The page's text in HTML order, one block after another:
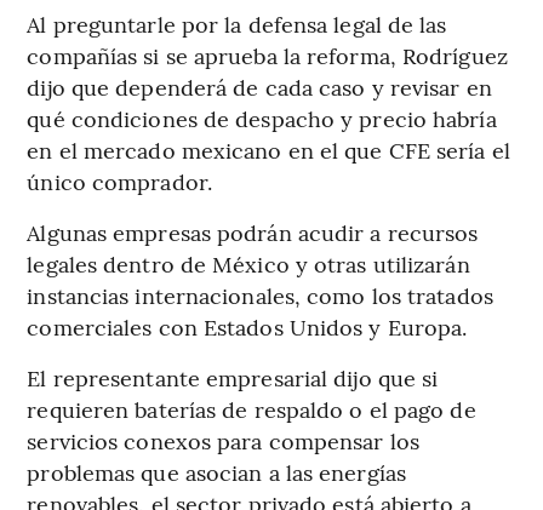
Al preguntarle por la defensa legal de las
compañías si se aprueba la reforma, Rodríguez
dijo que dependerá de cada caso y revisar en
qué condiciones de despacho y precio habría
en el mercado mexicano en el que CFE sería el
único comprador.
Algunas empresas podrán acudir a recursos
legales dentro de México y otras utilizarán
instancias internacionales, como los tratados
comerciales con Estados Unidos y Europa.
El representante empresarial dijo que si
requieren baterías de respaldo o el pago de
servicios conexos para compensar los
problemas que asocian a las energías
renovables, el sector privado está abierto a